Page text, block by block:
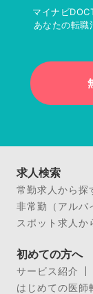
マイナビ
あなたの転職
求人検索
常勤求人から探
非常勤（アルバ
スポット求人か
初めての方へ
サービス紹介
はじめての医師